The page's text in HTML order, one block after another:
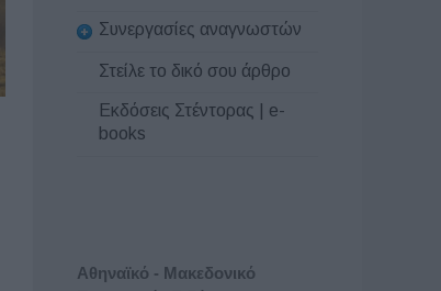
Συνεργασίες αναγνωστών
Στείλε το δικό σου άρθρο
Εκδόσεις Στέντορας | e-
books
Αθηναϊκό - Μακεδονικό